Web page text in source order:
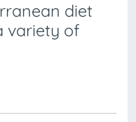
diet
variety of